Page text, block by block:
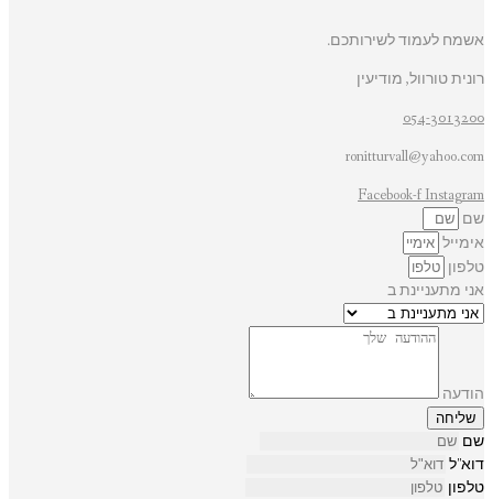
אשמח לעמוד לשירותכם.
רונית טורוול, מודיעין
054-3013200
ronitturvall@yahoo.com
Facebook-f Instagram
שם
אימייל
טלפון
אני מתעניינת ב
הודעה
שליחה
שם
דוא"ל
טלפון